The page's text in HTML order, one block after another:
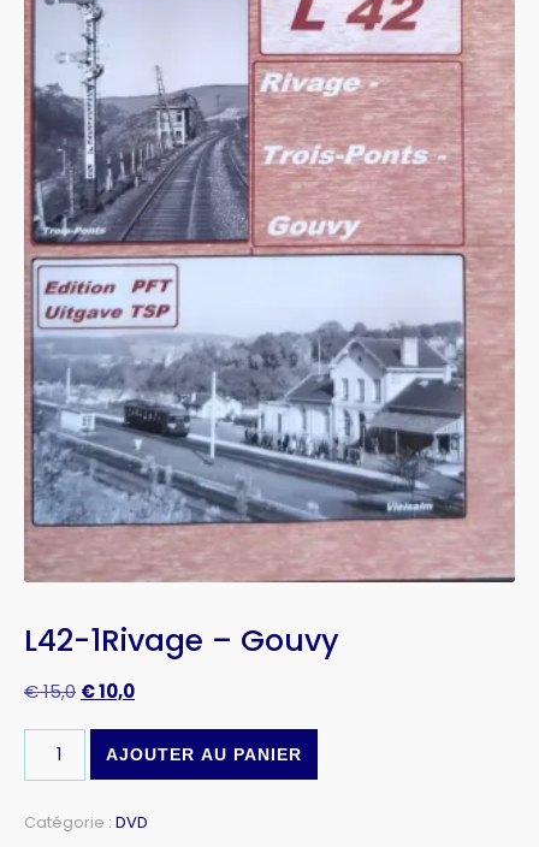
L42-1Rivage – Gouvy
€15,0 €10,0
AJOUTER AU PANIER
Catégorie : DVD